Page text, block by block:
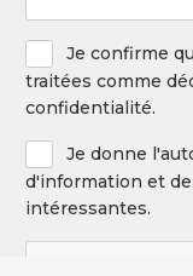
Privacy
Policy
Je confirme
traitées comme
confidentialité.
Newsletter
Je donne
d'information et
intéressantes.
CAPTCHA